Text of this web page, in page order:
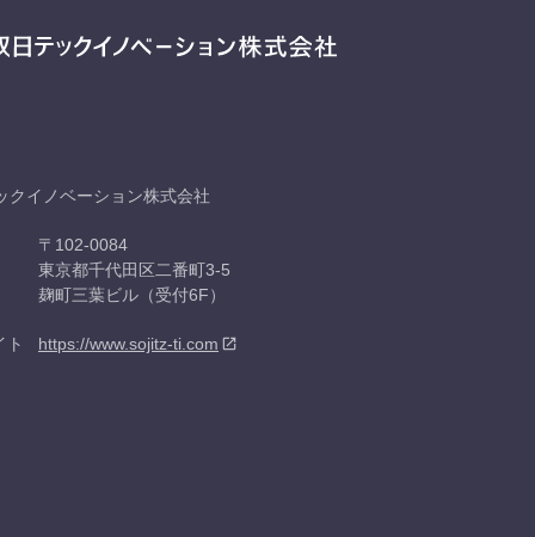
クイノベーション株式会社
〒102-0084
東京都千代田区二番町3-5
麹町三葉ビル（受付6F）
ト https://www.sojitz-ti.com